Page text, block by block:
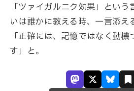
「ツァイガルニク効果」とい
いは誰かに教える時、一言添え
「正確には、記憶ではなく動
す」と。